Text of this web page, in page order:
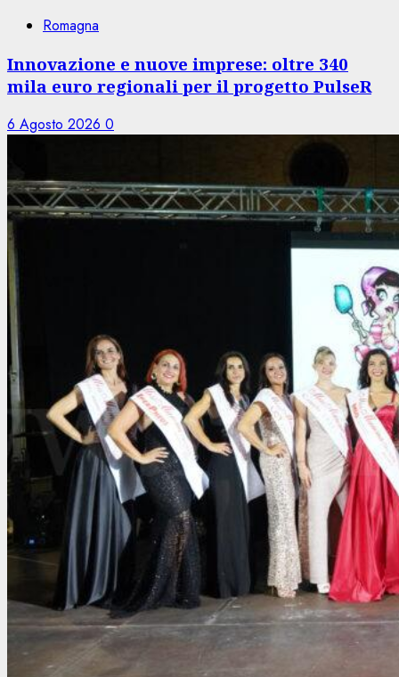
Romagna
Innovazione e nuove imprese: oltre 340
mila euro regionali per il progetto PulseR
6 Agosto 2026 0